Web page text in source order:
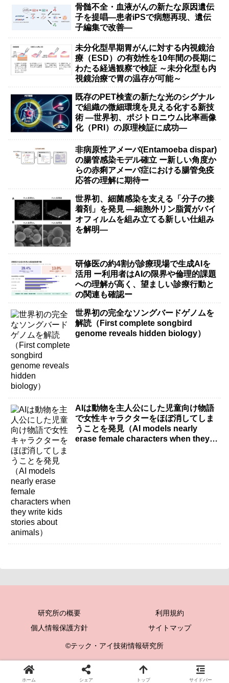
骨髄不全・血液がんの新たな原因遺伝
子を提唱―患者iPSで病態再現、遺伝
子編集で改善―
未分化型早期胃がんに対する内視鏡治
療（ESD）の有効性を10年間の長期に
わたる経過観察で検証 ～未分化型も内
視鏡治療で胃の温存が可能～
既存のPET検査の新たな光のシグナル
で組織の微細環境を見える化する新技
術 ―世界初、ポジトロニウム比率画像
化（PRI）の原理検証に成功―
非病原性アメーバ(Entamoeba dispar)
の腸管感染モデル確立 ー新しい角度か
らの赤痢アメーバ症における腸管免疫
応答の理解に期待ー
世界初、細菌感染を支える「分子の接
着剤」を発見 ―細胞外リン脂質がバイ
オフィルムを組み立てる新しい仕組み
を解明―
研修医の約4割が診療現場で生成AIを
活用 ー利用者はAIの限界や倫理的課題
への理解が高く、望ましい診療行動と
の関連も確認ー
世界初の完全なソングバードゲノムを
解読（First complete songbird
genome reveals hidden biology）
AIは動物を主人公にした児童向け物語
で女性キャラクターをほぼ消してしま
うことを発見（AI models nearly
erase female characters when they
研究所の概要
利用規約
個人情報保護方針
サイトマップ
©テック・アイ技術情報研究所
ホーム シェア トップ サイドバー